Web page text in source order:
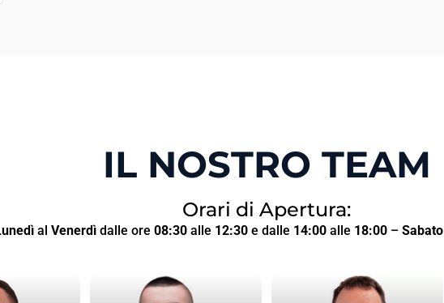
IL NOSTRO TEAM
Orari di Apertura:
al Venerdìdalle ore 08:30alle 12:30e dalle 14:00alle 18:00– Sabato